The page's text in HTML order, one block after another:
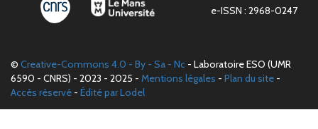
e-ISSN : 2968-0247
© Creative-Commons 4.0 - By - Sa - Nc - Laboratoire ESO (UMR
6590 - CNRS) - 2023 - 2025 - Mentions légales - Plan du site -
Accès réservé - Édité par Lodel